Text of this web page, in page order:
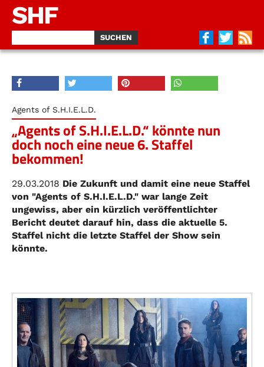
SHF
Agents of S.H.I.E.L.D.
„Agents of S.H.I.E.L.D.“ könnte nun
doch noch eine neue 6. Staffel
bekommen!
29.03.2018 Die Zukunft und damit eine neue Staffel
von "Agents of S.H.I.E.L.D." war lange Zeit
ungewiss, aber ein kürzlich veröffentlichter
Bericht deutet darauf hin, dass die aktuelle 5.
Staffel nicht die letzte Staffel der Show sein
könnte.